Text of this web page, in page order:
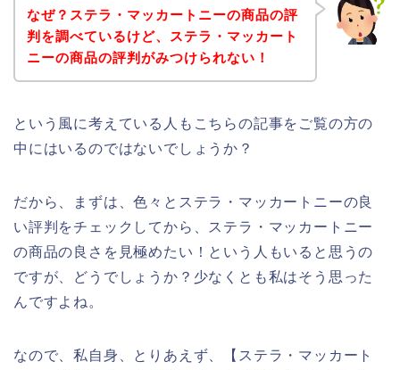
なぜ？ステラ・マッカートニーの商品の評
判を調べているけど、ステラ・マッカート
ニーの商品の評判がみつけられない！
という風に考えている人もこちらの記事をご覧の方の
中にはいるのではないでしょうか？
だから、まずは、色々とステラ・マッカートニーの良
い評判をチェックしてから、ステラ・マッカートニー
の商品の良さを見極めたい！という人もいると思うの
ですが、どうでしょうか？少なくとも私はそう思った
んですよね。
なので、私自身、とりあえず、【ステラ・マッカート